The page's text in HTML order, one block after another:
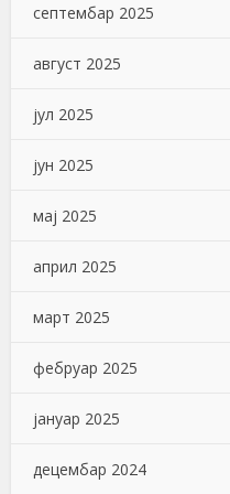
септембар 2025
август 2025
јул 2025
јун 2025
мај 2025
април 2025
март 2025
фебруар 2025
јануар 2025
децембар 2024